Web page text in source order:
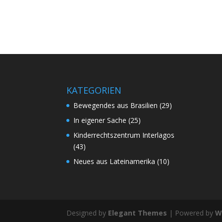
KATEGORIEN
Bewegendes aus Brasilien (29)
In eigener Sache (25)
Kinderrechtszentrum Interlagos
(43)
Neues aus Lateinamerika (10)
Designed by Elegant Themes | Powered by